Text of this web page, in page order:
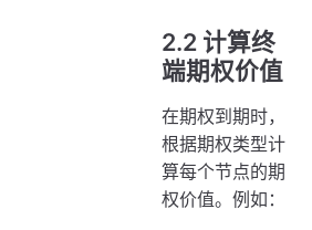
j}
2.2 计算终
端期权价值
在期权到期时，
根据期权类型计
算每个节点的期
权价值。例如：